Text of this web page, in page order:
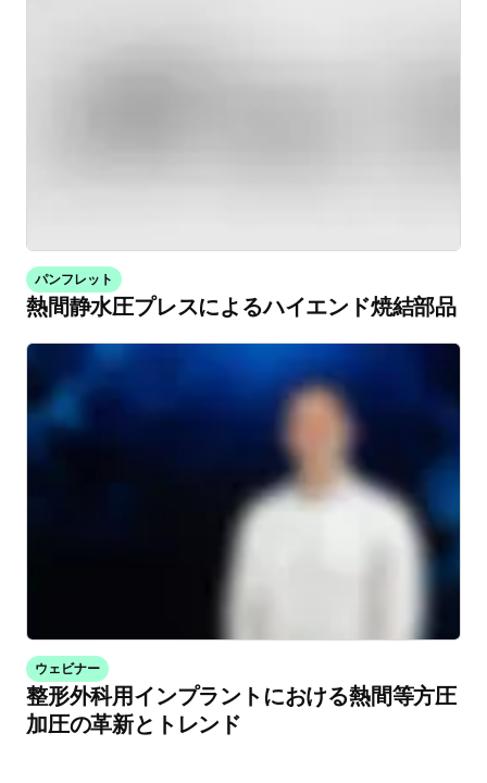
パンフレット
熱間静水圧プレスによるハイエンド焼結部品
ウェビナー
整形外科用インプラントにおける熱間等方圧
加圧の革新とトレンド